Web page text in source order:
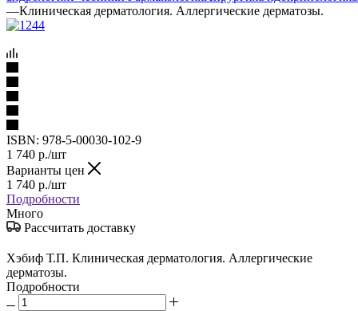
—Клиническая дерматология. Аллергические дерматозы.
ISBN: 978-5-00030-102-9
1 740 р./шт
Варианты цен
1 740 р./шт
Подробности
Много
Рассчитать доставку
Хэбиф Т.П. Клиническая дерматология. Аллергические
дерматозы.
Подробности